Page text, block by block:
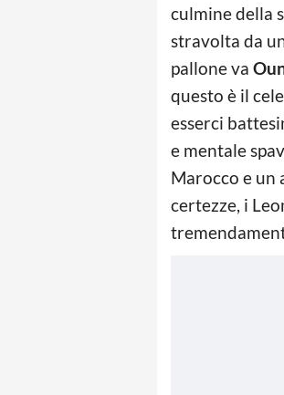
culmine della
stravolta da
pallone va
questo è il
esserci
e mentale
Marocco e un
certezze, i